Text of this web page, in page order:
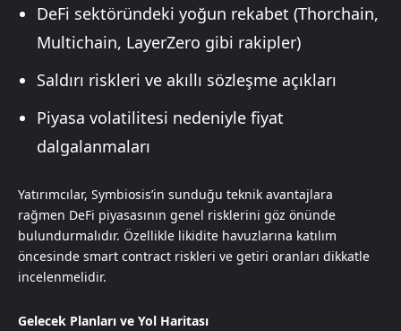
DeFi sektöründeki yoğun rekabet (Thorchain,
Multichain, LayerZero gibi rakipler)
Saldırı riskleri ve akıllı sözleşme açıkları
Piyasa volatilitesi nedeniyle fiyat
dalgalanmaları
Yatırımcılar, Symbiosis’in sunduğu teknik avantajlara
rağmen DeFi piyasasının genel risklerini göz önünde
bulundurmalıdır. Özellikle likidite havuzlarına katılım
öncesinde smart contract riskleri ve getiri oranları dikkatle
incelenmelidir.
Gelecek Planları ve Yol Haritası